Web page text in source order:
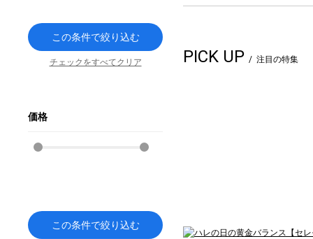
PICK UP 注目の特集
この条件で絞り込む
チェックをすべてクリア
価格
この条件で絞り込む